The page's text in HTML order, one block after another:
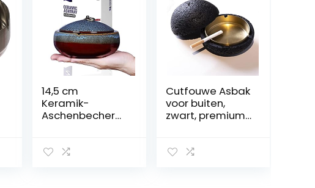
14,5 cm
Keramik-
Aschenbecher
Zigaretten-
Cutfouwe Asbak
voor buiten,
zwart, premium
groeven voor de